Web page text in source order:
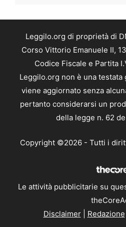
Leggilo.org di proprietà di
Corso Vittorio Emanuele II,
Codice Fiscale e Partita
Leggilo.org non è una
viene aggiornato senza
pertanto considerarsi un
della legge n. 62
Copyright ©2026 - Tutti i
Le attività pubblicitarie su
Disclaimer| Redazione